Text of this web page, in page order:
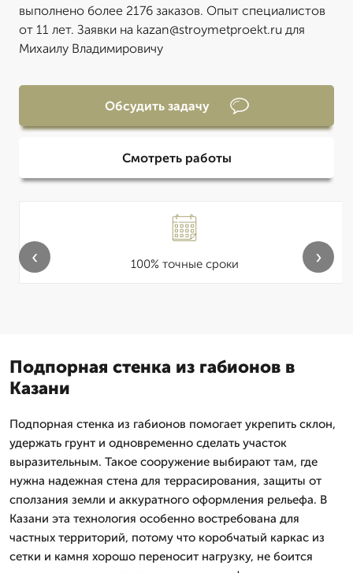
выполнено более 2176 заказов. Опыт специалистов
от 11 лет. Заявки на kazan@stroymetproekt.ru для
Михаилу Владимировичу
Обсудить задачу
Смотреть работы
100% точные сроки
‹ ›
Подпорная стенка из габионов в
Казани
Подпорная стенка из габионов помогает укрепить склон,
удержать грунт и одновременно сделать участок
выразительным. Такое сооружение выбирают там, где
нужна надежная стена для террасирования, защиты от
сползания земли и аккуратного оформления рельефа. В
Казани эта технология особенно востребована для
частных территорий, потому что коробчатый каркас из
сетки и камня хорошо переносит нагрузку, не боится